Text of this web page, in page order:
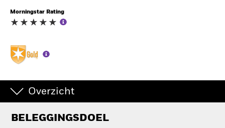
Morningstar Rating
Overzicht
BELEGGINGSDOEL